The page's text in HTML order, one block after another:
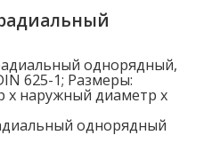
однорядный,
625-1; Размеры:
x наружный диаметр x
однорядный